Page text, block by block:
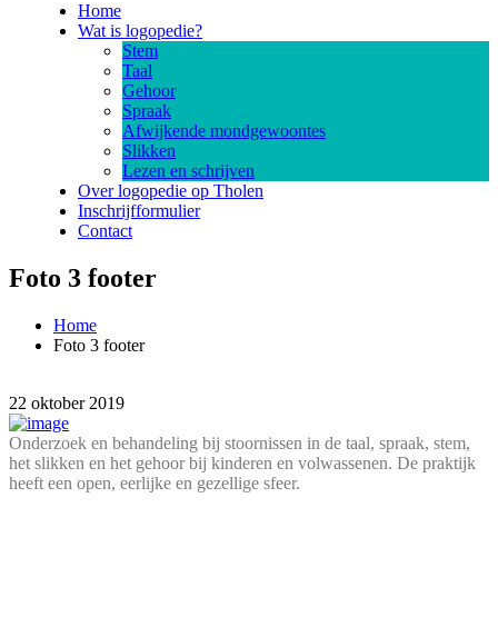
Home
Wat is logopedie?
Stem
Taal
Gehoor
Spraak
Afwijkende mondgewoontes
Slikken
Lezen en schrijven
Over logopedie op Tholen
Inschrijfformulier
Contact
Foto 3 footer
Home
Foto 3 footer
22 oktober 2019
Onderzoek en behandeling bij stoornissen in de taal, spraak, stem,
het slikken en het gehoor bij kinderen en volwassenen. De praktijk
heeft een open, eerlijke en gezellige sfeer.